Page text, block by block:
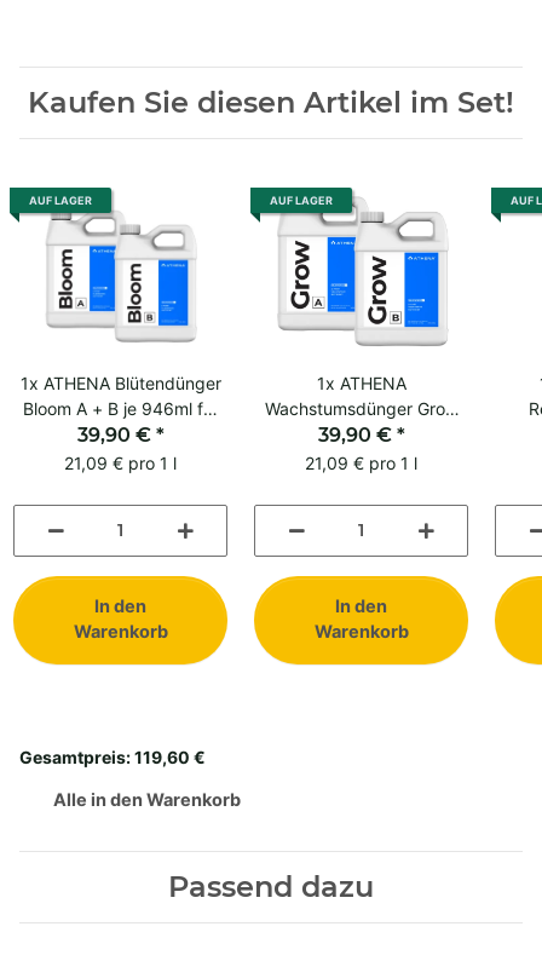
Kaufen Sie diesen Artikel im Set!
AUF LAGER
1x ATHENA Blütendünger
Bloom A + B je 946ml für
alle Medien
39,90 € *
21,09 € pro 1 l
In den
Warenkorb
AUF LAGER
1x ATHENA
Wachstumsdünger Grow
A + B je 946ml für alle
Medien
39,90 € *
21,09 € pro 1 l
In den
Warenkorb
AUF
Gesamtpreis:119,60 €
Alle in den Warenkorb
Passend dazu